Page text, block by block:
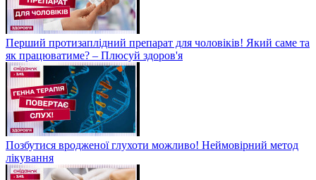
Перший протизаплідний препарат для чоловіків! Який саме та
як працюватиме? – Плюсуй здоров'я
Позбутися вродженої глухоти можливо! Неймовірний метод
лікування